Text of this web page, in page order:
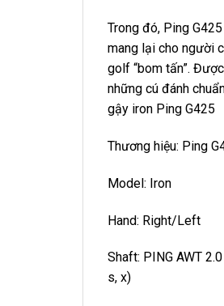
Trong đó, Ping
mang lại cho người
golf “bom tấn”.
những cú đánh
gậy iron Ping G425
Thương hiệu: Ping
Model: Iron
Hand: Right/Left
Shaft: PING AWT
s, x)